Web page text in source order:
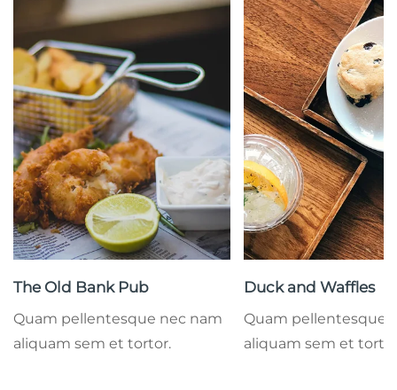
The Old Bank Pub
Quam pellentesque nec nam
aliquam sem et tortor.
Duck and Waffles
Quam pellentesque
aliquam sem et